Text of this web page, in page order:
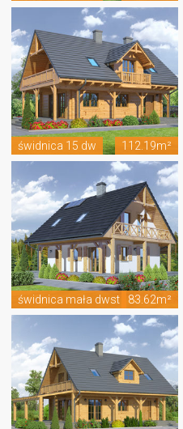
świdnica 15 dw 112.19m²
świdnica mała dwst 83.62m²